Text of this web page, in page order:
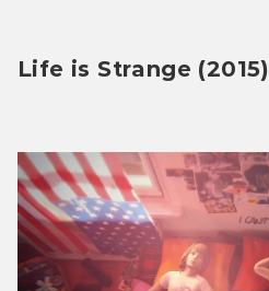
Life is Strange (2015)